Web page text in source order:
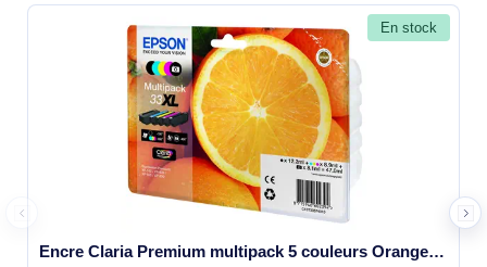
En stock
Encre Claria Premium multipack 5 couleurs Oranges 33XL - C13T33574021